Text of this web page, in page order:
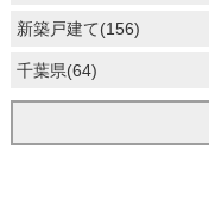
新築戸建て(156)
千葉県(64)